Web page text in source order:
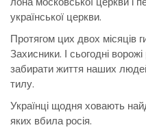
української церкви.
Протягом цих двох місяців
Захисники. І сьогодні
забирати життя наших
тилу.
Українці щодня ховають
яких вбила росія.